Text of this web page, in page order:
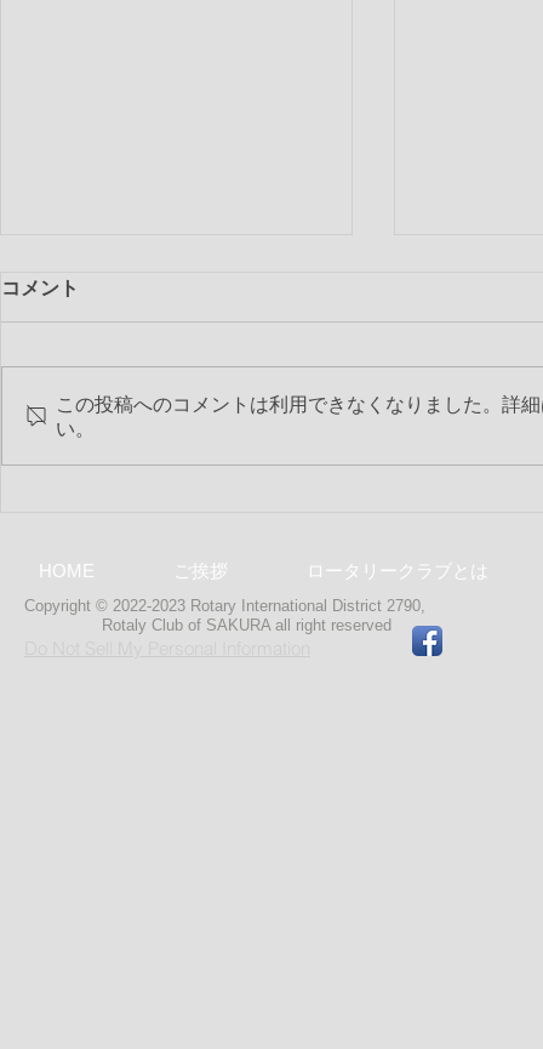
第2236回 2017-18年度 最終
コメント
この投稿へのコメントは利用できなくなりました。詳
い。
HOME ご挨拶 ロータリークラブとは
Copyright © 2022-2023 Rotary International District 2790,
Rotaly Club of SAKURA all right reserved